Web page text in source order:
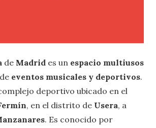
de Madrid es un espacio multiusos
eventos musicales y deportivos.
deportivo ubicado en el
, en el distrito de Usera, a
. Es conocido por